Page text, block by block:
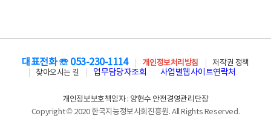
대표전화 ☏ 053-230-1114 개인정보처리방침
저작권 정책
찾아오시는 길
업무담당자조회 사업별웹사이트연락처
개인정보보호책임자 : 양현수 안전경영관리단장
Copyright © 2020 한국지능정보사회진흥원. All Rights Reserved.